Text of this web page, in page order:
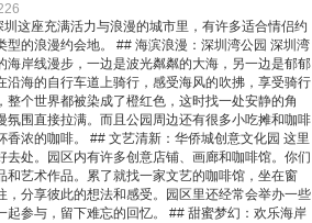
这座充满活力与浪漫的城市里，有许多适合情侣约
的浪漫约会地。 ## 海滨浪漫：深圳湾公园 深圳湾
岸线漫步，一边是波光粼粼的大海，另一边是郁郁
海的自行车道上骑行，感受海风的吹拂，享受骑行
个世界都被染成了橙红色，这时找一处安静的角
围直接拉满。而且公园周边还有很多小吃摊和咖啡
浓的咖啡。 ## 文艺清新：华侨城创意文化园 这里
处。园区内有许多创意店铺、画廊和咖啡馆。你们
艺术作品。累了就找一家文艺的咖啡馆，坐在窗
分享彼此的想法和感受。园区里还经常会举办一些
参与，留下难忘的回忆。 ## 甜蜜梦幻：欢乐海岸